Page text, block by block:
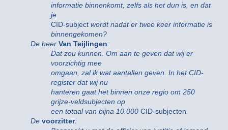
informatie binnenkomt, zelfs als het dun is, en dat
je
CID-subject wordt nadat er twee keer informatie is
binnengekomen?
De heer Van Teijlingen:
Dat zou kunnen. Om aan te geven dat wij er
voorzichtig mee
omgaan, zal ik wat aantallen geven. In het CID-
register dat wij nu
hanteren gaat het binnen onze regio om 250
grijze-veldsubjecten op
een totaal van bijna 10.000 CID-subjecten
De voorzitter: